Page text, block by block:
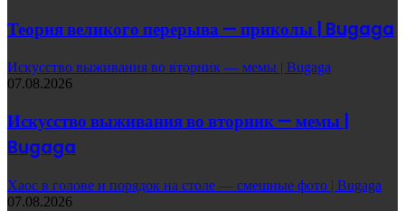
Теория великого перерыва — приколы | Bugaga
Искусство выживания во вторник — мемы | Bugaga
07.08.2026
Искусство выживания во вторник — мемы |
Bugaga
Хаос в голове и порядок на столе — смешные фото | Bugaga
07.08.2026